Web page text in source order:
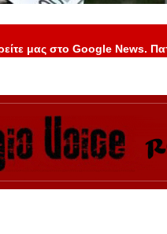
μας στο Google News.